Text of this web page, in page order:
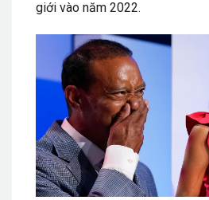
giới vào năm 2022.